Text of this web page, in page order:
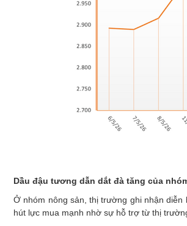
Dầu đậu tương dẫn dắt đà tăng của
Ở nhóm nông sản, thị trường ghi nhận
hút lực mua mạnh nhờ sự hỗ trợ từ thị